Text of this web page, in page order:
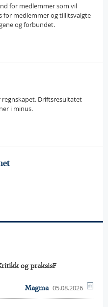
for medlemmer som vil
for medlemmer og tillitsvalgte
og forbundet.
regnskapet. Driftsresultatet
i minus.
og praksisF
Magma 05.08.2026